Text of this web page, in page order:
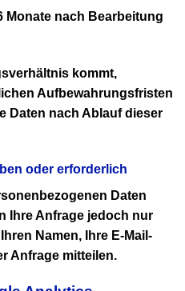
Monate nach Bearbeitung
kommt,
Aufbewahrungsfristen
Daten nach Ablauf dieser
oder erforderlich
Daten
Ihre Anfrage jedoch nur
Namen, Ihre E-Mail-
Anfrage mitteilen.